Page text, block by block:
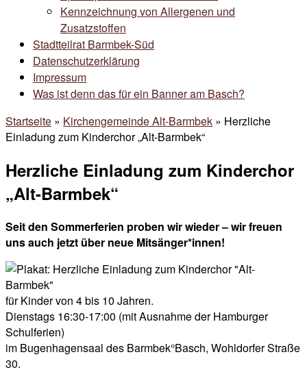
Kennzeichnung von Allergenen und
Zusatzstoffen
Stadtteilrat Barmbek-Süd
Datenschutzerklärung
Impressum
Was ist denn das für ein Banner am Basch?
Startseite » Kirchengemeinde Alt-Barmbek » Herzliche
Einladung zum Kinderchor „Alt-Barmbek“
Herzliche Einladung zum Kinderchor
„Alt-Barmbek“
Seit den Sommerferien proben wir wieder – wir freuen
uns auch jetzt über neue Mitsänger*innen!
für Kinder von 4 bis 10 Jahren.
Dienstags 16:30-17:00 (mit Ausnahme der Hamburger
Schulferien)
im Bugenhagensaal des Barmbek°Basch, Wohldorfer Straße
30.